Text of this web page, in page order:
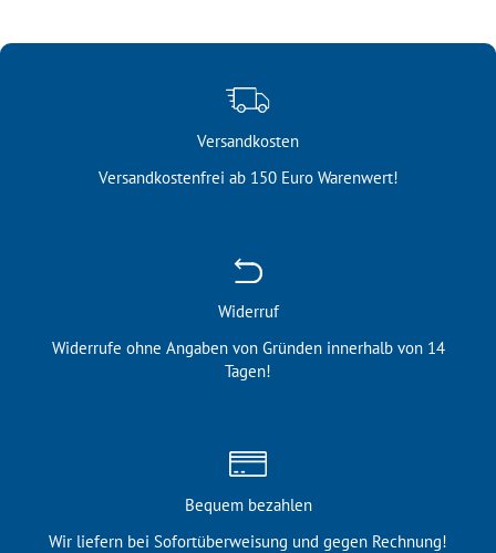
Versandkosten
Versandkostenfrei ab 150 Euro Warenwert!
Widerruf
Widerrufe ohne Angaben von Gründen innerhalb von 14
Tagen!
Bequem bezahlen
Wir liefern bei Sofortüber­weisung und gegen Rechnung!